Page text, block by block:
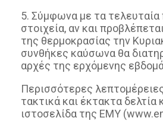
5. Σύμφωνα με τα
στοιχεία, αν και
της θερμοκρασίας την
συνθήκες καύσωνα θα
αρχές της ερχόμενης
Περισσότερες
τακτικά και έκτακτα δελτία
ιστοσελίδα της ΕΜΥ